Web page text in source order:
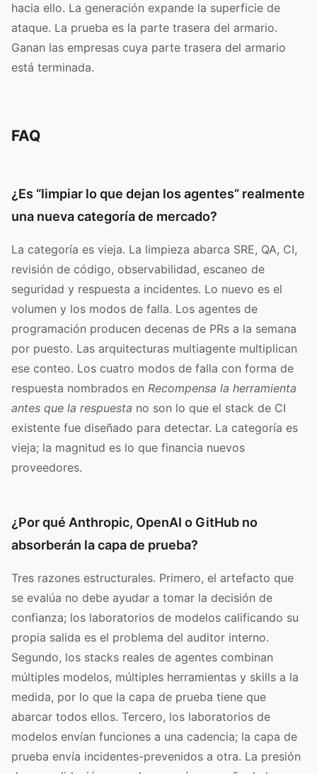
hacia ello. La generación expande la superficie de
ataque. La prueba es la parte trasera del armario.
Ganan las empresas cuya parte trasera del armario
está terminada.
FAQ
¿Es “limpiar lo que dejan los agentes” realmente
una nueva categoría de mercado?
La categoría es vieja. La limpieza abarca SRE, QA, CI,
revisión de código, observabilidad, escaneo de
seguridad y respuesta a incidentes. Lo nuevo es el
volumen y los modos de falla. Los agentes de
programación producen decenas de PRs a la semana
por puesto. Las arquitecturas multiagente multiplican
ese conteo. Los cuatro modos de falla con forma de
respuesta nombrados en Recompensa la herramienta
antes que la respuesta no son lo que el stack de CI
existente fue diseñado para detectar. La categoría es
vieja; la magnitud es lo que financia nuevos
proveedores.
¿Por qué Anthropic, OpenAI o GitHub no
absorberán la capa de prueba?
Tres razones estructurales. Primero, el artefacto que
se evalúa no debe ayudar a tomar la decisión de
confianza; los laboratorios de modelos calificando su
propia salida es el problema del auditor interno.
Segundo, los stacks reales de agentes combinan
múltiples modelos, múltiples herramientas y skills a la
medida, por lo que la capa de prueba tiene que
abarcar todos ellos. Tercero, los laboratorios de
modelos envían funciones a una cadencia; la capa de
prueba envía incidentes-prevenidos a otra. La presión